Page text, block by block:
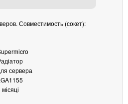
Совместимость (сокет):
сервера
місяці